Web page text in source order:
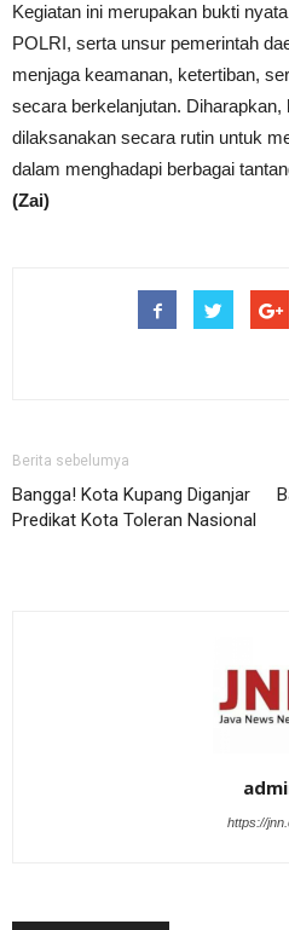
Kegiatan ini merupakan bukti
POLRI, serta unsur pemerintah
menjaga keamanan, ketertiban,
secara berkelanjutan.
dilaksanakan secara rutin untuk
dalam menghadapi berbagai
(Zai)
Berita sebelumya
Bangga! Kota Kupang Diganjar
Predikat Kota Toleran Nasional
https://